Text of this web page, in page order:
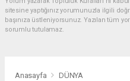
sitesine yaptığınız yorumunuzla ilgili
başınıza üstleniyorsunuz. Yazılan tüm
sorumlu tutulamaz.
Anasayfa DÜNYA